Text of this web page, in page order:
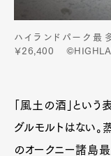
ハイランドパーク最
￥26,400
「風土の酒」とい
グルモルトはない。
のオークニー諸島